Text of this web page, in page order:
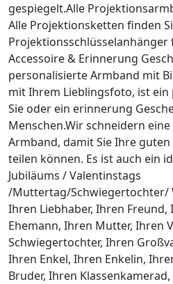
gespiegelt.Alle
Alle Projektionsketten finden
Projektionsschlüsselanhänger
Accessoire & Erinnerung
personalisierte Armband mit
mit Ihrem Lieblingsfoto, ist
Sie oder ein erinnerung
Menschen.Wir schneidern
Armband, damit Sie Ihre
teilen können. Es ist auch ein
Jubiläums / Valentinstags
/Muttertag/Schwiegertochter/
Ihren Liebhaber, Ihren
Ehemann, Ihren Mutter, Ihren
Schwiegertochter, Ihren
Ihren Enkel, Ihren Enkelin,
Bruder, Ihren